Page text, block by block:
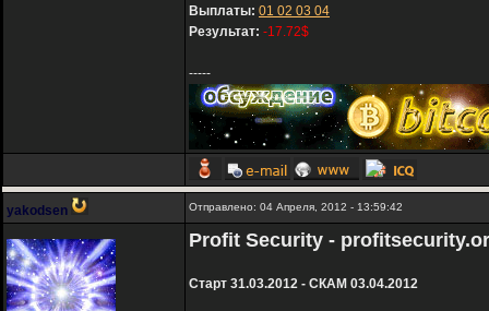
Выплаты: 01 02 03 04
Результат: -17.72$
-----
yakodsen Отправлено: 04 Апреля, 2012 - 13:59:42
Profit Security -
Старт 31.03.2012 - СКАМ 03.04.2012